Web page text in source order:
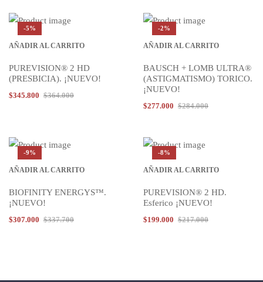
-5%
AÑADIR AL CARRITO
PUREVISION® 2 HD
(PRESBICIA). ¡NUEVO!
$364.000
$345.800
-2%
AÑADIR AL CARRITO
BAUSCH + LOMB ULTRA®
(ASTIGMATISMO) TORICO.
¡NUEVO!
$284.000
$277.000
-9%
AÑADIR AL CARRITO
BIOFINITY ENERGYS™.
¡NUEVO!
$337.700
$307.000
-8%
AÑADIR AL CARRITO
PUREVISION® 2 HD.
Esferico ¡NUEVO!
$217.000
$199.000